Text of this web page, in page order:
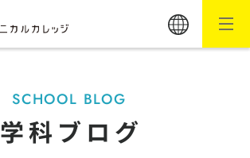
SCHOOL BLOG
学科ブログ